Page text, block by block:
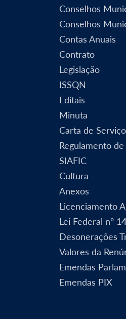
Conselhos
Conselhos
Contas Anuais
Contrato
Legislação
ISSQN
Editais
Minuta
Carta de
Regulamento
SIAFIC
Cultura
Anexos
Licenciamento
Lei Federal nº
Desonerações
Valores da
Emendas
Emendas PIX